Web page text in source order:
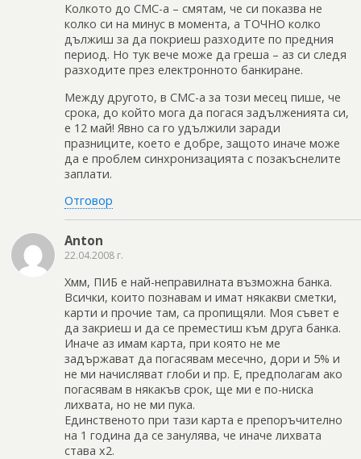
Колкото до СМС-а – смятам, че си показва не
колко си на минус в момента, а ТОЧНО колко
дължиш за да покриеш разходите по предния
период. Но тук вече може да греша – аз си следя
разходите през електронното банкиране.
Между другото, в СМС-а за този месец пише, че
срока, до който мога да погася задълженията си,
е 12 май! Явно са го удължили заради
празниците, което е добре, защото иначе може
да е проблем синхронизацията с позакъснелите
заплати.
Отговор
Anton
22.04.2008 г.
Хмм, ПИБ е най-неправилната възможна банка.
Всички, които познавам и имат някакви сметки,
карти и прочие там, са пропищяли. Моя съвет е
да закриеш и да се преместиш към друга банка.
Иначе аз имам карта, при която не ме
задържават да погасявам месечно, дори и 5% и
не ми начисляват глоби и пр. Е, предполагам ако
погасявам в някакъв срок, ще ми е по-ниска
лихвата, но не ми пука.
Единственото при тази карта е препоръчително
на 1 година да се занулява, че иначе лихвата
става х2.